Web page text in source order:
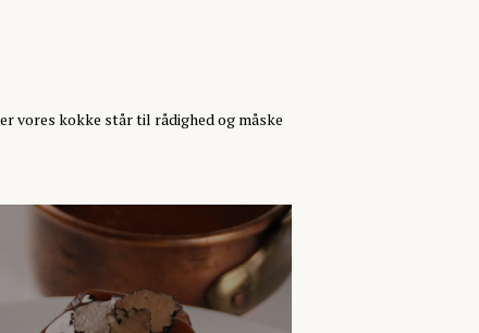
vores kokke står til rådighed og måske